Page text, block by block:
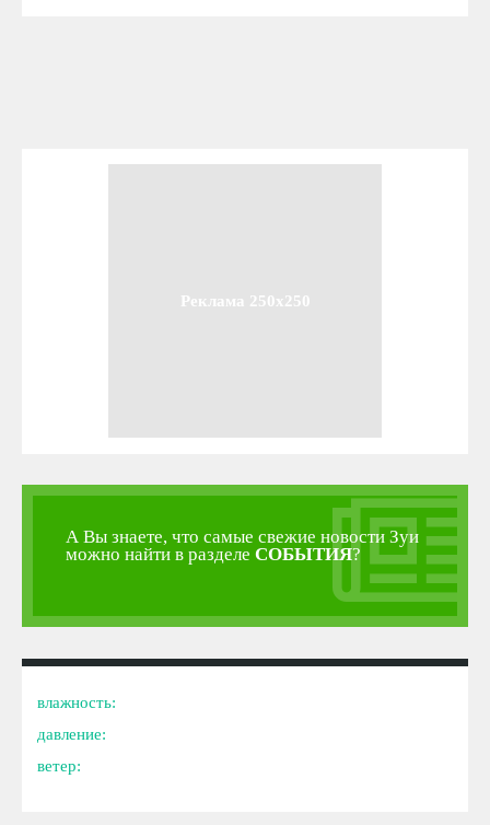
Реклама 250x250
А Вы знаете, что самые свежие новости Зуи
можно найти в разделе СОБЫТИЯ?
влажность:
давление:
ветер: